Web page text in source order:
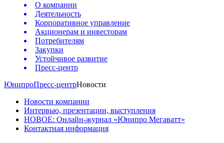
О компании
Деятельность
Корпоративное управление
Акционерам и инвесторам
Потребителям
Закупки
Устойчивое развитие
Пресс-центр
ЮнипроПресс-центрНовости
Новости компании
Интервью, презентации, выступления
НОВОЕ: Онлайн-журнал «Юнипро Мегаватт»
Контактная информация